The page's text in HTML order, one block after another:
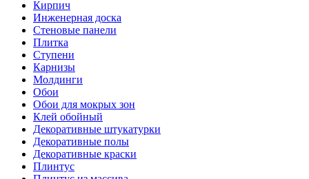
Кирпич
Инженерная доска
Стеновые панели
Плитка
Ступени
Карнизы
Молдинги
Обои
Обои для мокрых зон
Клей обойный
Декоративные штукатурки
Декоративные полы
Декоративные краски
Плинтус